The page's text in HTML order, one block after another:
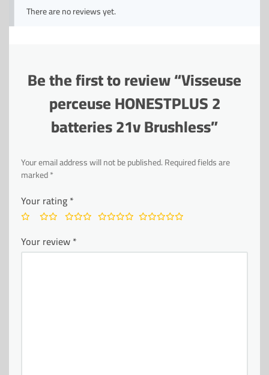
There are no reviews yet.
Be the first to review “Visseuse
perceuse HONESTPLUS 2
batteries 21v Brushless”
Your email address will not be published.Required fields are
marked*
Your rating*
Your review*